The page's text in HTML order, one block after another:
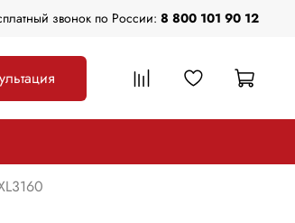
звонок по России: 8 800 101 90 12